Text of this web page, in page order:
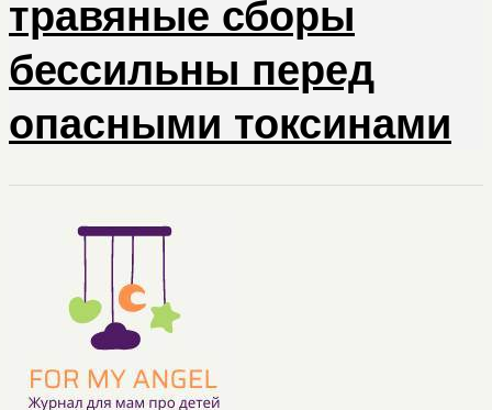
травяные сборы
бессильны перед
опасными токсинами